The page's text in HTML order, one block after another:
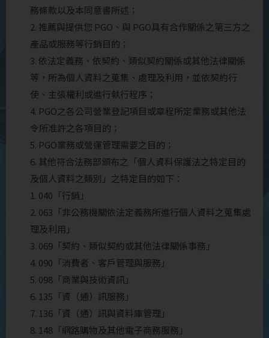
務條款以及本同意書所述；
2. 推薦與提供您 PGO、與 PGO具有合作關係之第三方之
產品或服務等行銷目的；
3. 依法定義務、依契約、類似契約關係或其他法律關係
等，所為個人資料之蒐集、處理及利用，並依契約行
使、主張權利或進行執行程序；
4. PGO之各公司營業登記項目或章程所定業務或其他法
令所准許之各項目的；
5. PGO業務或營運管理需要之目的；
6. 其他符合法務部頒布之「個人資料保護法之特定目的
及個人資料之類別」之特定目的如下：
1. 040「行銷」
2. 063「非公務機關依法定義務所進行個人資料之蒐集處
理及利用」
3. 069「契約、類似契約或其他法律關係事務」
4. 090「消費者、客戶管理與服務」
5. 098「商業與技術資訊」
6. 135「資（通）訊服務」
7. 136「資（通）訊與資料庫管理」
8. 148「網路購物及其他電子商務服務」